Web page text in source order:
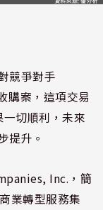
競爭對手
案，這項交易
切順利，未來
提升。
Inc.，簡
業轉型服務集